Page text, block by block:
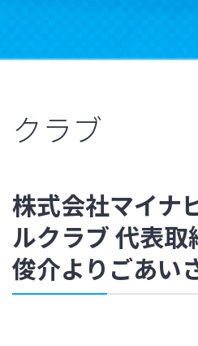
クラブ
株式会社マイナ
ルクラブ 代表
俊介よりごあい